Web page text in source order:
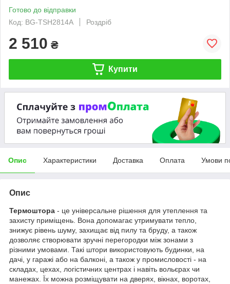
Готово до відправки
Код: BG-TSH2814А
Роздріб
2 510 ₴
Купити
Опис Характеристики Доставка Оплата Умови
Опис
Термоштора - це універсальне рішення для утеплення та
захисту приміщень. Вона допомагає утримувати тепло,
знижує рівень шуму, захищає від пилу та бруду, а також
дозволяє створювати зручні перегородки між зонами з
різними умовами. Такі штори використовують будинки, на
дачі, у гаражі або на балконі, а також у промисловості - на
складах, цехах, логістичних центрах і навіть вольєрах чи
манежах. Їх можна розміщувати на дверях, вікнах, воротах,